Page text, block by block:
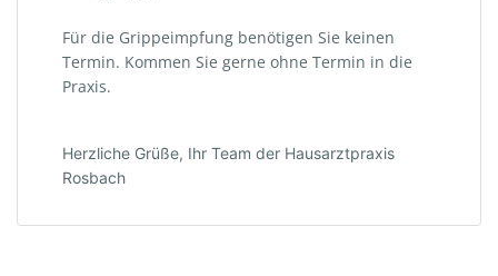
Für die Grippeimpfung benötigen Sie keinen
Termin. Kommen Sie gerne ohne Termin in die
Praxis.
Herzliche Grüße, Ihr Team der Hausarztpraxis
Rosbach